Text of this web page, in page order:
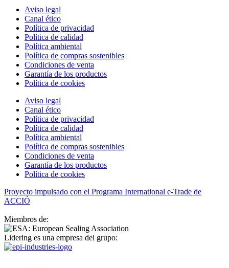
Aviso legal
Canal ético
Política de privacidad
Política de calidad
Política ambiental
Política de compras sostenibles
Condiciones de venta
Garantía de los productos
Política de cookies
Aviso legal
Canal ético
Política de privacidad
Política de calidad
Política ambiental
Política de compras sostenibles
Condiciones de venta
Garantía de los productos
Política de cookies
Proyecto impulsado con el Programa International e-Trade de
ACCIÓ
Miembros de:
Lidering es una empresa del grupo: